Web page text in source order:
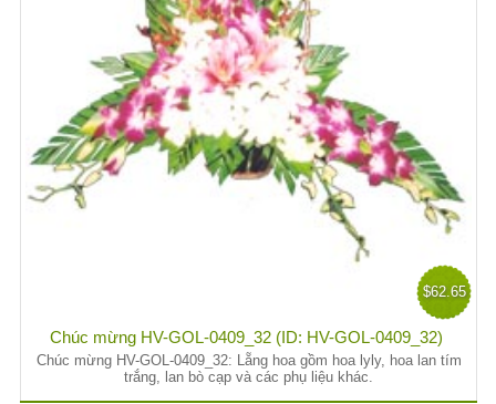
$62.65
Chúc mừng HV-GOL-0409_32 (ID: HV-GOL-0409_32)
Chúc mừng HV-GOL-0409_32: Lẵng hoa gồm hoa lyly, hoa lan tím
trắng, lan bò cạp và các phụ liệu khác.